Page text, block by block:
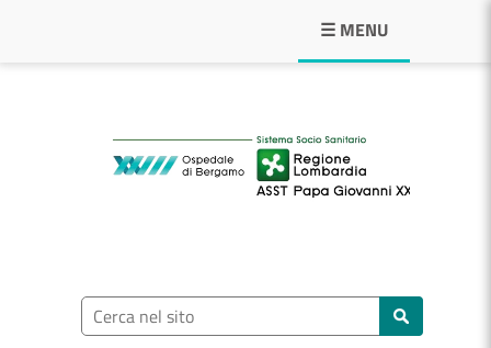
☰ MENU
ASST Papa
Ricerca nel sito